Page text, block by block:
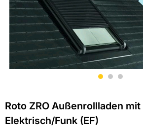
Videos
Roto ZRO Außenrollladen
Elektrisch/Funk (EF)